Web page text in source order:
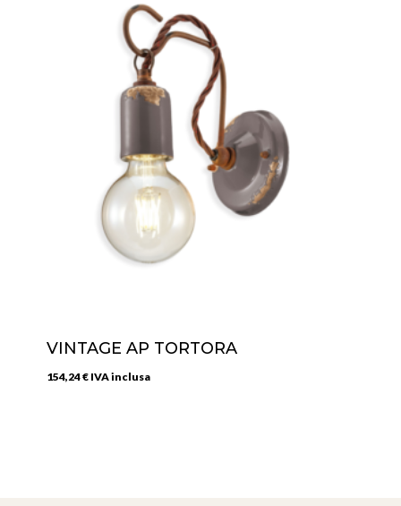
VINTAGE AP TORTORA
154,24€ IVA inclusa